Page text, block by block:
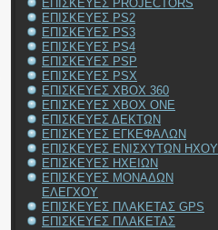
ΕΠΙΣΚΕΥΕΣ PROJECTORS
ΕΠΙΣΚΕΥΕΣ PS2
ΕΠΙΣΚΕΥΕΣ PS3
ΕΠΙΣΚΕΥΕΣ PS4
ΕΠΙΣΚΕΥΕΣ PSP
ΕΠΙΣΚΕΥΕΣ PSX
ΕΠΙΣΚΕΥΕΣ XBOX 360
ΕΠΙΣΚΕΥΕΣ XBOX ONE
ΕΠΙΣΚΕΥΕΣ ΔΕΚΤΩΝ
ΕΠΙΣΚΕΥΕΣ ΕΓΚΕΦΑΛΩΝ
ΕΠΙΣΚΕΥΕΣ ΕΝΙΣΧΥΤΩΝ ΗΧΟΥ
ΕΠΙΣΚΕΥΕΣ ΗΧΕΙΩΝ
ΕΠΙΣΚΕΥΕΣ ΜΟΝΑΔΩΝ
ΕΛΕΓΧΟΥ
ΕΠΙΣΚΕΥΕΣ ΠΛΑΚΕΤΑΣ GPS
ΕΠΙΣΚΕΥΕΣ ΠΛΑΚΕΤΑΣ